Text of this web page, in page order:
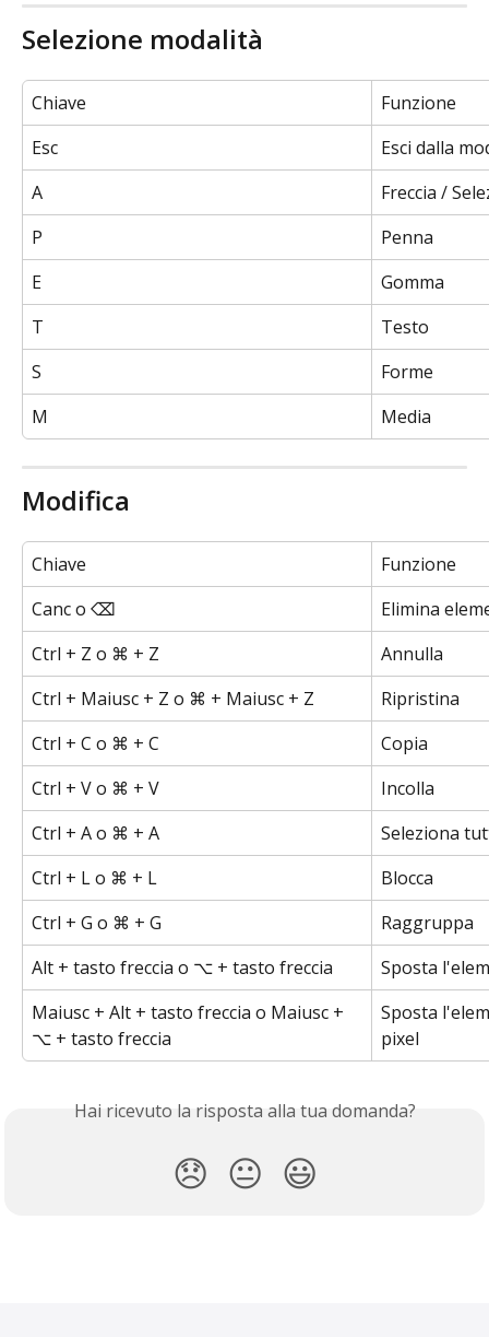
Selezione modalità
Chiave
Funzione
Esc
Esci dalla
A
Freccia /
P
Penna
E
Gomma
T
Testo
S
Forme
M
Media
Modifica
Chiave
Funzione
Canc o ⌫
Elimina
Ctrl + Z o ⌘ + Z
Annulla
Ctrl + Maiusc + Z o ⌘ + Maiusc + Z
Ripristina
Ctrl + C o ⌘ + C
Copia
Ctrl + V o ⌘ + V
Incolla
Ctrl + A o ⌘ + A
Seleziona
Ctrl + L o ⌘ + L
Blocca
Ctrl + G o ⌘ + G
Raggruppa
Alt + tasto freccia o ⌥ + tasto freccia
Sposta
Maiusc + Alt + tasto freccia o Maiusc +
⌥ + tasto freccia
Sposta
pixel
Hai ricevuto la risposta alla tua domanda?
😞 😐 😃